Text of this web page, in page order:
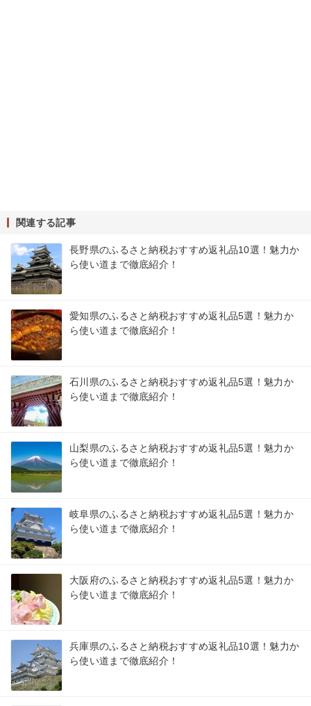
関連する記事
長野県のふるさと納税おすすめ返礼品10選！魅力か
ら使い道まで徹底紹介！
愛知県のふるさと納税おすすめ返礼品5選！魅力か
ら使い道まで徹底紹介！
石川県のふるさと納税おすすめ返礼品5選！魅力か
ら使い道まで徹底紹介！
山梨県のふるさと納税おすすめ返礼品5選！魅力か
ら使い道まで徹底紹介！
岐阜県のふるさと納税おすすめ返礼品5選！魅力か
ら使い道まで徹底紹介！
大阪府のふるさと納税おすすめ返礼品5選！魅力か
ら使い道まで徹底紹介！
兵庫県のふるさと納税おすすめ返礼品10選！魅力か
ら使い道まで徹底紹介！